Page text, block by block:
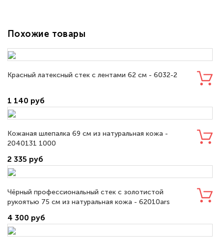
Похожие товары
Красный латексный стек с лентами 62 см - 6032-2
1 140 руб
Кожаная шлепалка 69 см из натуральная кожа -
2040131 1000
2 335 руб
Чёрный профессиональный стек с золотистой
рукоятью 75 см из натуральная кожа - 62010ars
4 300 руб